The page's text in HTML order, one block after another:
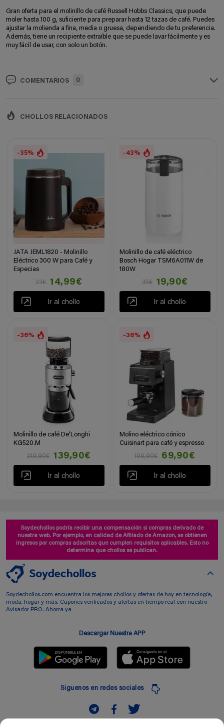
Gran oferta para el molinillo de café Russell Hobbs Classics, que puede
moler hasta 100 g, suficiente para preparar hasta 12 tazas de café. Puedes
ajustar la molienda a fina, media o gruesa, dependiendo de tu preferencia.
Además, tiene un recipiente extraíble que se puede lavar fácilmente y es
muy fácil de usar, con solo un botón.
COMENTARIOS 0
CHOLLOS RELACIONADOS
-35%
JATA JEML1820 - Molinillo
Eléctrico 300 W para Café y
Especias
23€
14,99€
Ir al chollo
-43%
Molinillo de café eléctrico
Bosch Hogar TSM6A011W de
180W
35€
19,90€
Ir al chollo
-36%
Molinillo de café De'Longhi
KG520.M
219,90€
139,90€
Ir al chollo
-36%
Molino eléctrico cónico
Cuisinart para café y espresso
109,90€
69,90€
Ir al chollo
Soydechollos podría recibir una compensación si compras derivado de
nuestra web. Por ejemplo, en calidad de Afiliado de Amazon, se obtienen
ingresos por compras adscritas que cumplen requisitos aplicables. Esto no
determina que chollos se publican.
Soydechollos.com encuentra los mejores chollos y ofertas de hoy en tecnología,
moda, hogar y más. Cupones verificados y alertas en tiempo real con nuestro
Avisador PRO. Ahorra ya
Descargar Nuestra APP
Siguenos en redes sociales